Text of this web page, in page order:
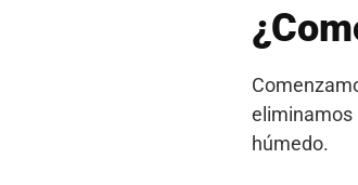
eliminamos
húmedo.